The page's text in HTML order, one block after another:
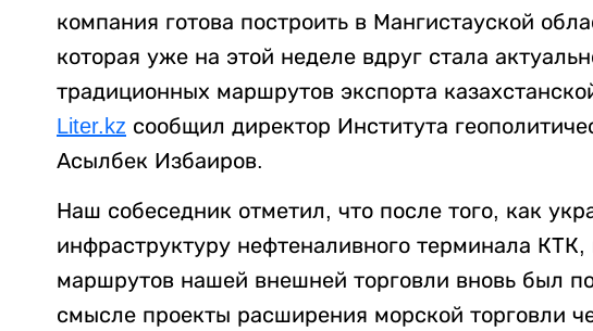
компания готова построить в Мангистауской
которая уже на этой неделе вдруг стала
традиционных маршрутов экспорта
Liter.kz сообщил директор Института
Асылбек Избаиров.
Наш собеседник отметил, что после того, как
инфраструктуру нефтеналивного терминала КТК,
маршрутов нашей внешней торговли вновь был
смысле проекты расширения морской торговли